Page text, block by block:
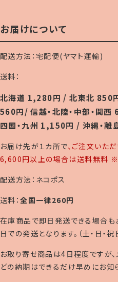
お届けについて
配送方法：宅配便(ヤマト運輸)
送料：
北海道 1,280円 / 北東北 850
560円/ 信越・北陸・中部・関
四国・九州 1,150円 / 沖縄・離
お届け先が１カ所で、ご注文いた
6,600円以上の場合は送料無料 ※
配送方法：ネコポス
送料：全国一律260円
在庫商品で即日発送できる場合も
日での発送となります。（土・日・祝
お取り寄せ商品は4日程度ですが
どの納期はできるだけ早めにお知